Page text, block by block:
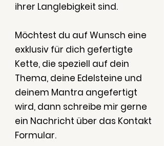
ihrer Langlebigkeit sind.
Möchtest du auf Wunsch eine
exklusiv für dich gefertigte
Kette, die speziell auf dein
Thema, deine Edelsteine und
deinem Mantra angefertigt
wird, dann schreibe mir gerne
ein Nachricht über das Kontakt
Formular.